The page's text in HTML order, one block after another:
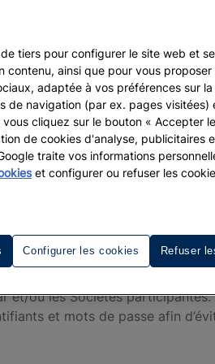
d’Iberostar
sauf Cuba (ci-
ou liées à Iberostar qui
canaux de commercialisation.
« IHG One Rewards »,
dudit Programme, telles que
le séjour à l’hôtel,
à l’Iberostar Group)
à toute action ou réclamation
conditions générales du
d’accès au Programme et est
hôtels Iberostar.
Abonnés » ou « Abonné »)
ou les Sociétés
et mots de passe afin
tiers pour configurer le site web et
contenu, ainsi que pour vous proposer
adaptée à vos préférences sur
de navigation (par ex. pages visitées)
cliquez sur le bouton « Accepter
de cookies d'analyse, publicitaires
traite vos informations
et configurer ou refuser les
Configurer les cookies Refuser